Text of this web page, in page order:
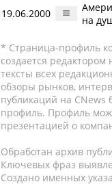
19.06.2000
на
* Страница-профиль
создается
тексты всех
обзоры рынков,
публикаций на CNews
профиль. Профиль
презентацией о
Обработан архив
Ключевых фраз
Создано именных